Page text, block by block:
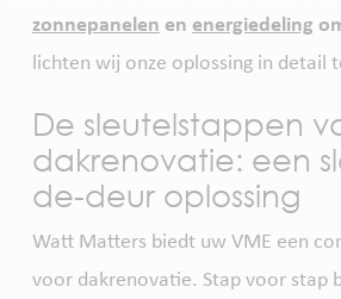
zonnepanelen en energiedeling
lichten wij onze oplossing in detail
De sleutelstappen
dakrenovatie: een
de-deur oplossing
Watt Matters biedt uw VME een
voor dakrenovatie. Stap voor stap